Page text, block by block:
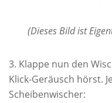
(Dieses Bild ist
Klappe nun den
Klick-Geräusch hörst.
Scheibenwischer: